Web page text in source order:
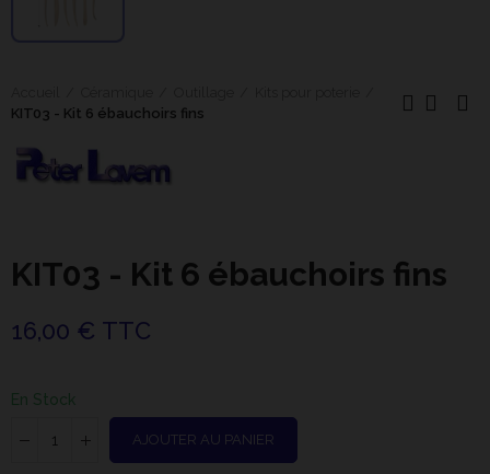
KIT03 - Kit 6 ébauchoirs fins
KIT03 - Kit 6 ébauchoirs fins
16,00 € TTC
En Stock
AJOUTER AU PANIER